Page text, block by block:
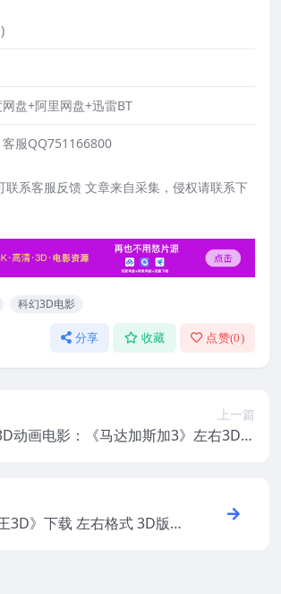
盘+阿里网盘+迅雷BT
客服QQ751166800
联系客服反馈 文章来自采集，侵权请联系下
科幻3D电影
分享 收藏 点赞(0)
上一篇
动画电影：《马达加斯加3》左右3D格
3D》下载 左右格式 3D版